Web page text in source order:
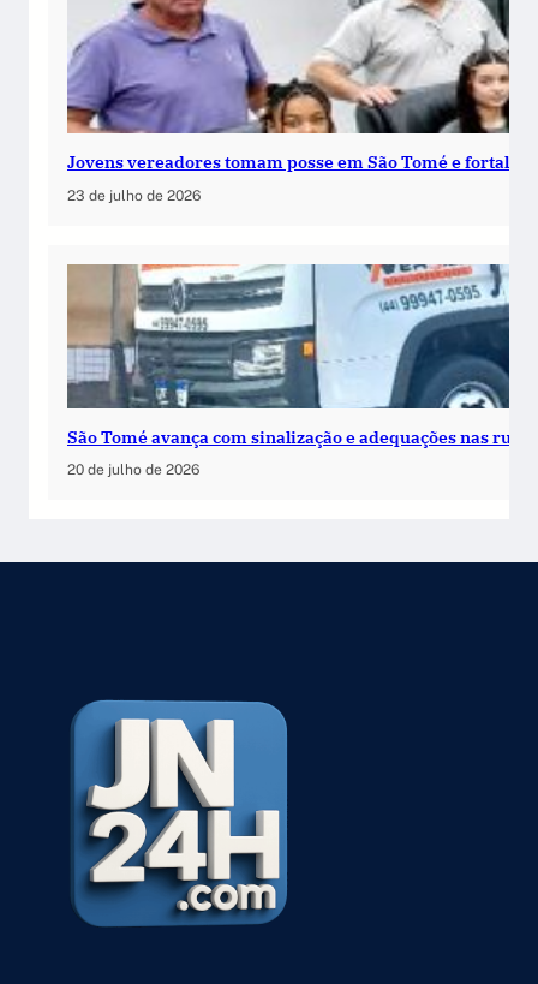
Jovens vereadores tomam posse em São Tomé e
23 de julho de 2026
São Tomé avança com sinalização e adequações nas ruas
20 de julho de 2026